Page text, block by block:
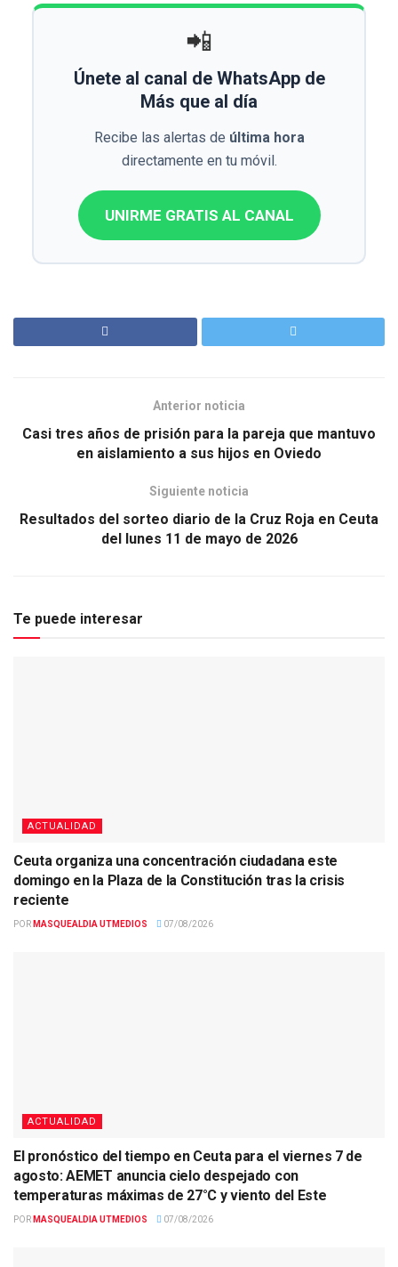
📲
Únete al canal de WhatsApp de
Más que al día
Recibe las alertas de última hora
directamente en tu móvil.
UNIRME GRATIS AL CANAL
Anterior noticia
Casi tres años de prisión para la pareja que mantuvo
en aislamiento a sus hijos en Oviedo
Siguiente noticia
Resultados del sorteo diario de la Cruz Roja en Ceuta
del lunes 11 de mayo de 2026
Te puede interesar
ACTUALIDAD
Ceuta organiza una concentración ciudadana este
domingo en la Plaza de la Constitución tras la crisis
reciente
POR MASQUEALDIA UTMEDIOS 07/08/2026
ACTUALIDAD
El pronóstico del tiempo en Ceuta para el viernes 7 de
agosto: AEMET anuncia cielo despejado con
temperaturas máximas de 27°C y viento del Este
POR MASQUEALDIA UTMEDIOS 07/08/2026